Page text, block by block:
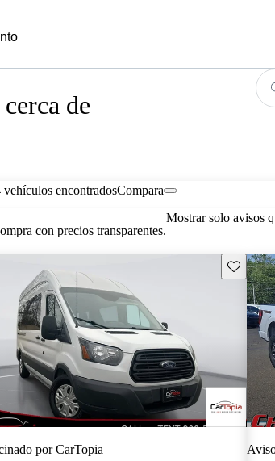
de
vehículos encontradosCompara
con precios transparentes.
Mostrar solo avisos
Guarda
porCarTopia